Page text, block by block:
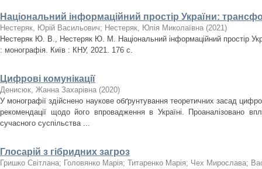
Національний інформаційний простір України:
Нестеряк, Юрій Васильович; Нестеряк, Юлія Миколаївна (2021)
Нестеряк Ю. В., Нестеряк Ю. М. Національний інформаційний простір
: монографія. Київ : КНУ, 2021. 176 с.
Цифрові комунікації
Денисюк, Жанна Захарівна (2020)
У монографії здійснено наукове обґрунтування теоретичних засад
рекомендації щодо його впровадження в Україні. Проаналізовано
сучасного суспільства ...
Глосарій з гібридних загроз
Гришко Світлана; Головянко Марія; Титаренко Марія; Чех Мирослава;